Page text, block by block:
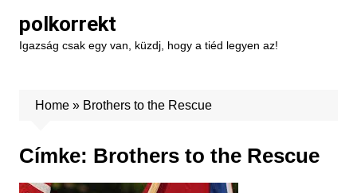
content
polkorrekt
Igazság csak egy van, küzdj, hogy a tiéd legyen az!
Home» Brothers to the Rescue
Címke: Brothers to the Rescue